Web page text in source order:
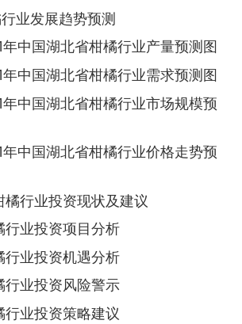
业发展趋势预测
中国湖北省柑橘行业产量预测图
中国湖北省柑橘行业需求预测图
中国湖北省柑橘行业市场规模预
中国湖北省柑橘行业价格走势预
行业投资现状及建议
行业投资项目分析
行业投资机遇分析
行业投资风险警示
行业投资策略建议